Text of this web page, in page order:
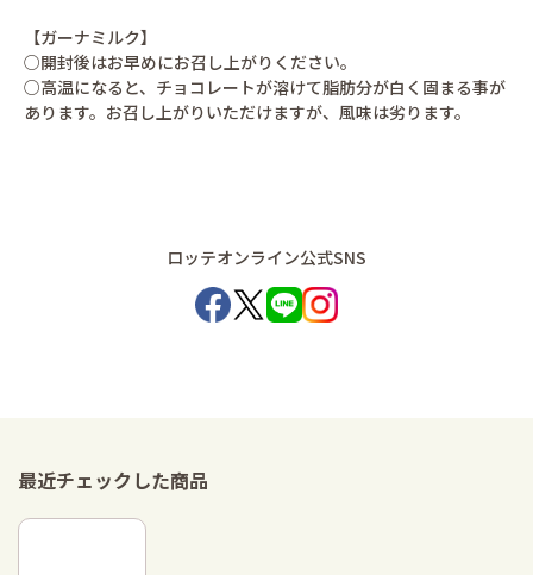
【ガーナミルク】
○開封後はお早めにお召し上がりください。
○高温になると、チョコレートが溶けて脂肪分が白く固まる事が
あります。お召し上がりいただけますが、風味は劣ります。
ロッテオンライン公式SNS
最近チェックした商品